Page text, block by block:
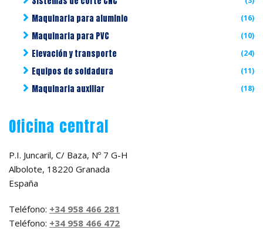
Maquinaria para aluminio (16)
Maquinaria para PVC (10)
Elevación y transporte (24)
Equipos de soldadura (11)
Maquinaria auxiliar (18)
Oficina central
P.I. Juncaril, C/ Baza, Nº 7 G-H
Albolote, 18220 Granada
España
Teléfono: +34 958 466 281
Teléfono: +34 958 466 472